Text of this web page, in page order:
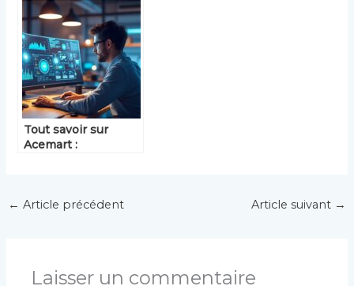
restaurant Croix d’or
à Sierentz
Tout savoir sur
Acemart :
← Article précédent Article suivant →
Laisser un commentaire